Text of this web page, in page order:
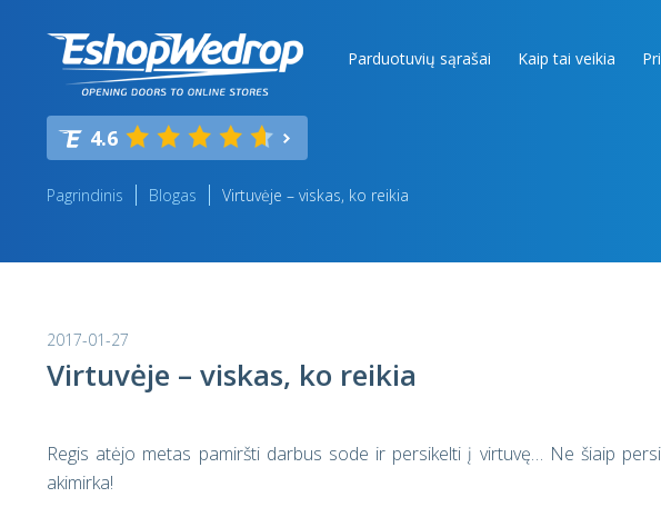
Parduotuvių sąrašai Kaip tai veikia
4.6
Pagrindinis Blogas Virtuvėje – viskas, ko reikia
2017-01-27
Virtuvėje – viskas, ko reikia
Regis atėjo metas pamiršti darbus sode ir persikelti į virtuvę… Ne šiaip
akimirka!